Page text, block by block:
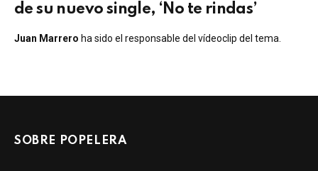
de su nuevo single, ‘No te rindas’
Juan Marrero ha sido el responsable del vídeoclip del tema.
SOBRE POPELERA